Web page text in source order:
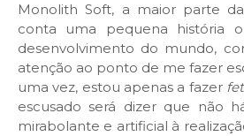
Monolith Soft, a maior parte
conta uma pequena história
desenvolvimento do mundo,
atenção ao ponto de me fazer
uma vez, estou apenas a fazer
escusado será dizer que não
mirabolante e artificial à